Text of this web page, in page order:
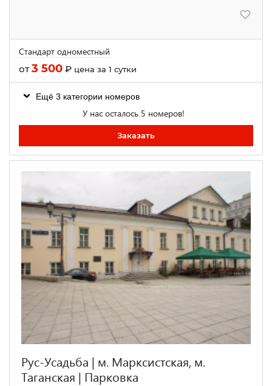
Стандарт одноместный
от3 500 ₽ цена за 1 сутки
Ещё 3 категории номеров
У нас осталось 5 номеров!
Заказать
Рус-Усадьба | м. Марксистская, м.
Таганская | Парковка